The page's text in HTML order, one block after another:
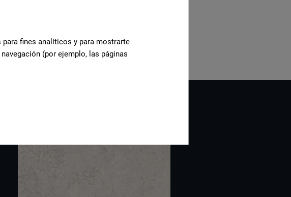
fines analíticos y para mostrarte
(por ejemplo, las páginas